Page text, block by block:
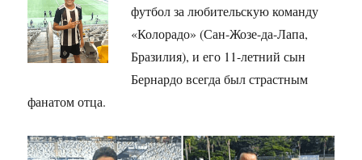
футбол за любительскую команду
«Колорадо» (Сан-Жозе-да-Лапа,
Бразилия), и его 11-летний сын
Бернардо всегда был страстным
фанатом отца.